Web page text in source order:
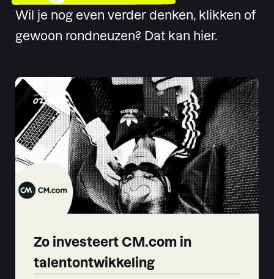
Wil je nog even verder denken, klikken of
gewoon rondneuzen? Dat kan hier.
Zo investeert CM.com in
talentontwikkeling
02-03